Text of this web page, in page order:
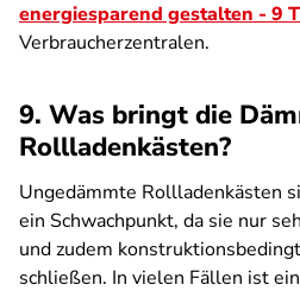
energiesparend gestalten - 9
Verbraucherzentralen.
9. Was bringt die
Rollladenkästen?
Ungedämmte Rollladenkästen
ein Schwachpunkt, da sie nur
und zudem
schließen. In vielen Fällen ist